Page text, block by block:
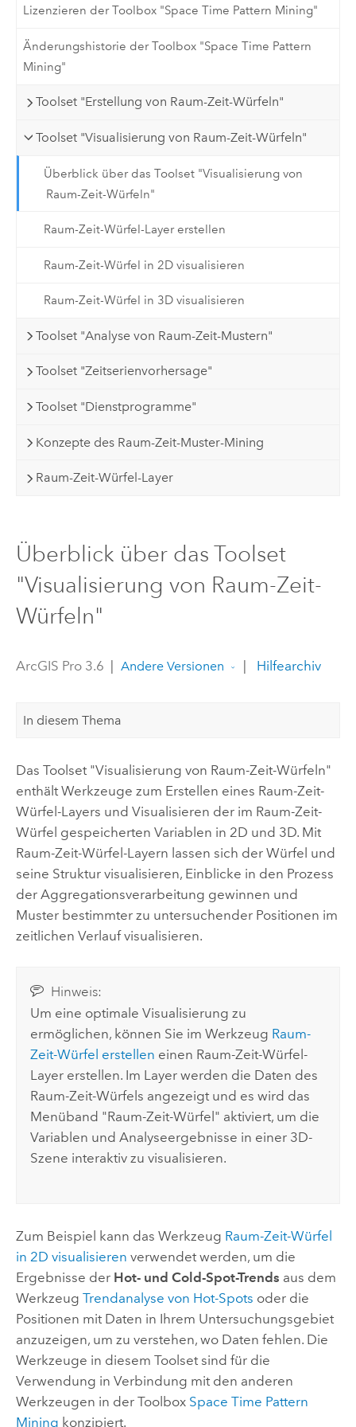
Lizenzieren der Toolbox "Space Time Pattern Mining"
Änderungshistorie der Toolbox "Space Time Pattern
Mining"
Toolset "Erstellung von Raum-Zeit-Würfeln"
Toolset "Visualisierung von Raum-Zeit-Würfeln"
Überblick über das Toolset "Visualisierung von
Raum-Zeit-Würfeln"
Raum-Zeit-Würfel-Layer erstellen
Raum-Zeit-Würfel in 2D visualisieren
Raum-Zeit-Würfel in 3D visualisieren
Toolset "Analyse von Raum-Zeit-Mustern"
Toolset "Zeitserienvorhersage"
Toolset "Dienstprogramme"
Konzepte des Raum-Zeit-Muster-Mining
Raum-Zeit-Würfel-Layer
Überblick über das Toolset
"Visualisierung von Raum-Zeit-
Würfeln"
ArcGIS Pro 3.6 Andere Versionen Hilfearchiv
In diesem Thema
Das Toolset "Visualisierung von Raum-Zeit-Würfeln"
enthält Werkzeuge zum Erstellen eines Raum-Zeit-
Würfel-Layers und Visualisieren der im Raum-Zeit-
Würfel gespeicherten Variablen in 2D und 3D. Mit
Raum-Zeit-Würfel-Layern lassen sich der Würfel und
seine Struktur visualisieren, Einblicke in den Prozess
der Aggregationsverarbeitung gewinnen und
Muster bestimmter zu untersuchender Positionen im
zeitlichen Verlauf visualisieren.
Hinweis:
Um eine optimale Visualisierung zu
ermöglichen, können Sie im Werkzeug Raum-
Zeit-Würfel erstellen einen Raum-Zeit-Würfel-
Layer erstellen. Im Layer werden die Daten des
Raum-Zeit-Würfels angezeigt und es wird das
Menüband "Raum-Zeit-Würfel" aktiviert, um die
Variablen und Analyseergebnisse in einer 3D-
Szene interaktiv zu visualisieren.
Zum Beispiel kann das Werkzeug Raum-Zeit-Würfel
in 2D visualisieren verwendet werden, um die
Ergebnisse der Hot- und Cold-Spot-Trends aus dem
Werkzeug Trendanalyse von Hot-Spots oder die
Positionen mit Daten in Ihrem Untersuchungsgebiet
anzuzeigen, um zu verstehen, wo Daten fehlen. Die
Werkzeuge in diesem Toolset sind für die
Verwendung in Verbindung mit den anderen
Werkzeugen in der Toolbox Space Time Pattern
Mining konzipiert.